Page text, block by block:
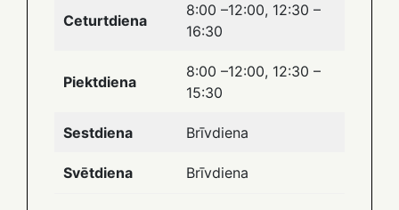
Ceturtdiena
8:00 –12:00, 12:30 –
16:30
Piektdiena
8:00 –12:00, 12:30 –
15:30
Sestdiena Brīvdiena
Svētdiena Brīvdiena